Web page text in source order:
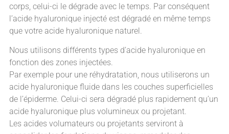
corps, celui-ci le dégrade avec le temps. Par conséquent
l’acide hyaluronique injecté est dégradé en même temps
que votre acide hyaluronique naturel.
Nous utilisons différents types d’acide hyaluronique en
fonction des zones injectées.
Par exemple pour une réhydratation, nous utiliserons un
acide hyaluronique fluide dans les couches superficielles
de l’épiderme. Celui-ci sera dégradé plus rapidement qu’un
acide hyaluronique plus volumineux ou projetant.
Les acides volumateurs ou projetants serviront à